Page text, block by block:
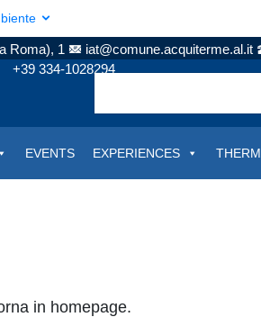
Roma), 1 iat@comune.acquiterme.al.it
+39 334-1028294
EVENTS EXPERIENCES
in homepage.